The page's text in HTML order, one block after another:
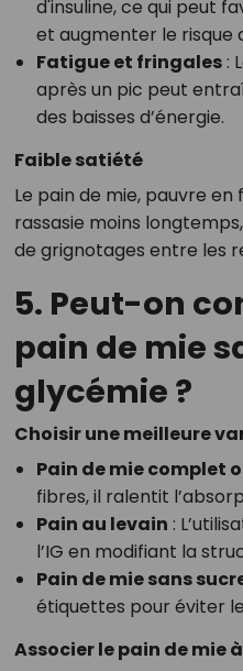
d'insuline, ce qui peut
et augmenter le risque
Fatigue et fringales:
après un pic peut
des baisses d’énergie.
Faible satiété
Le pain de mie, pauvre
rassasie moins
de grignotages entre les
5. Peut-on
pain de mie
glycémie ?
Choisir une meilleure
Pain de mie complet
fibres, il ralentit
Pain au levain :
l’IG en modifiant la
Pain de mie sans
étiquettes pour éviter
Associer le pain de mie